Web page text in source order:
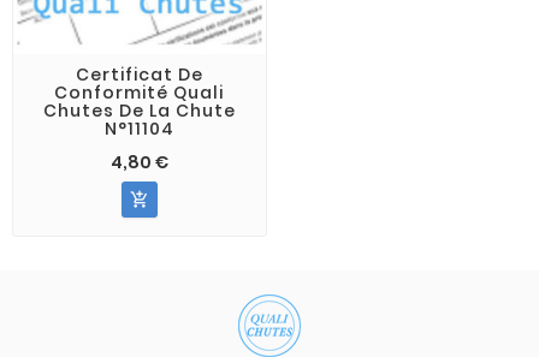
Certificat De
Conformité Quali
Chutes De La Chute
N°11104
4,80 €
